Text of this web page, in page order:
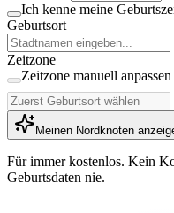
Ich kenne meine
Geburtsort
Zeitzone
Zeitzone manuell anpassen
Meinen Nordknoten
Für immer kostenlos. Kein
Geburtsdaten nie.